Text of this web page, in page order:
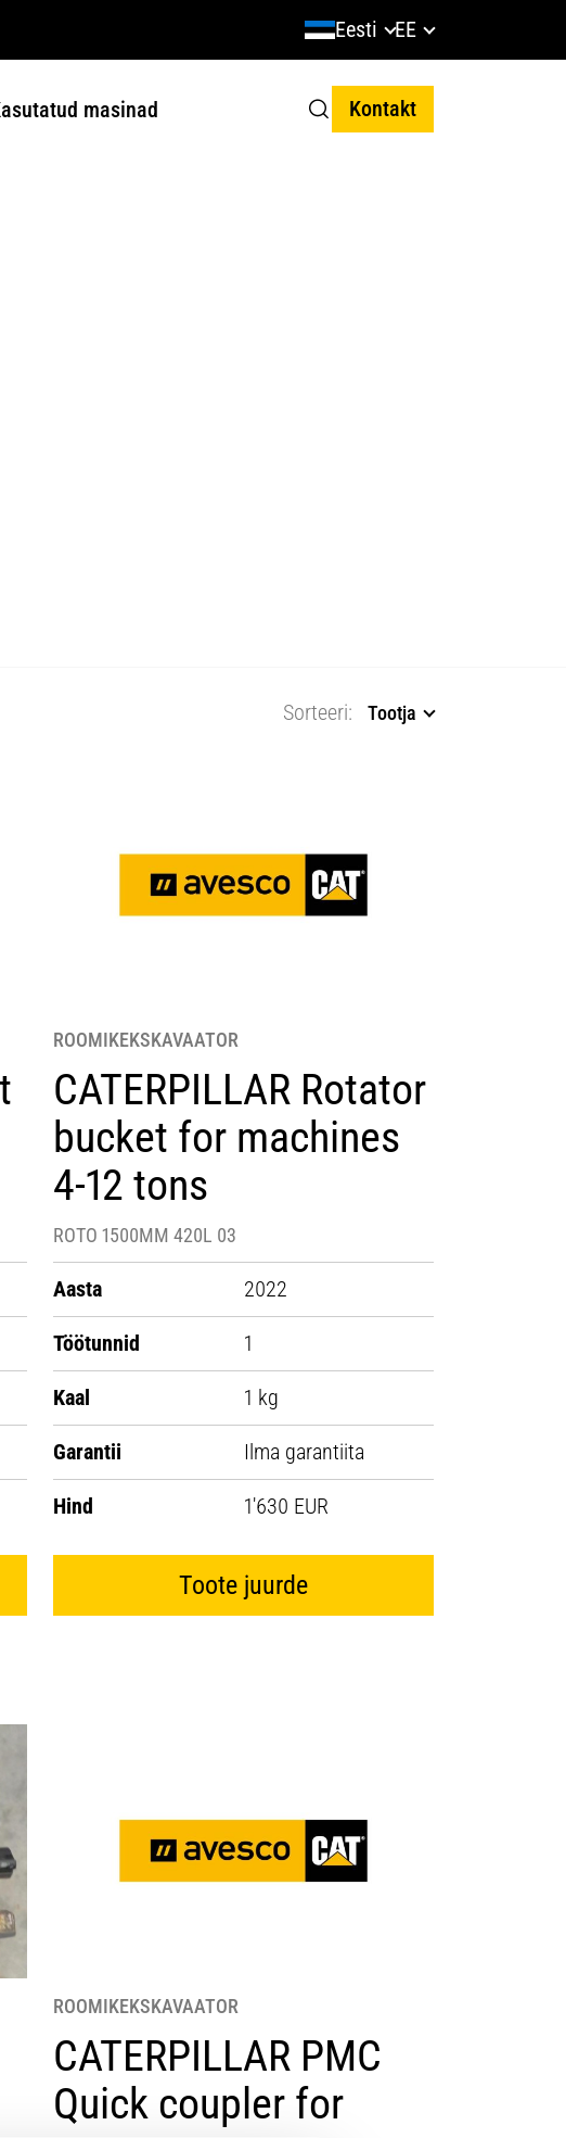
Eesti EE
masinad Kontakt
2025
Sorteeri: Tootja
ROOMIKEKSKAVAATOR
CATERPILLAR Rotator
bucket for machines
4-12 tons
ROTO 1500MM 420L 03
Aasta 2022
Töötunnid 1
Kaal 1 kg
Garantii Ilma garantiita
Hind 1'630 EUR
Toote juurde
ROOMIKEKSKAVAATOR
CATERPILLAR PMC
Quick coupler for